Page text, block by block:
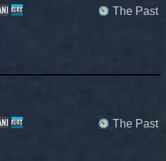
The Past
The Past